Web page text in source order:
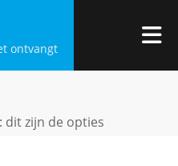
ontvangt
dit zijn de opties